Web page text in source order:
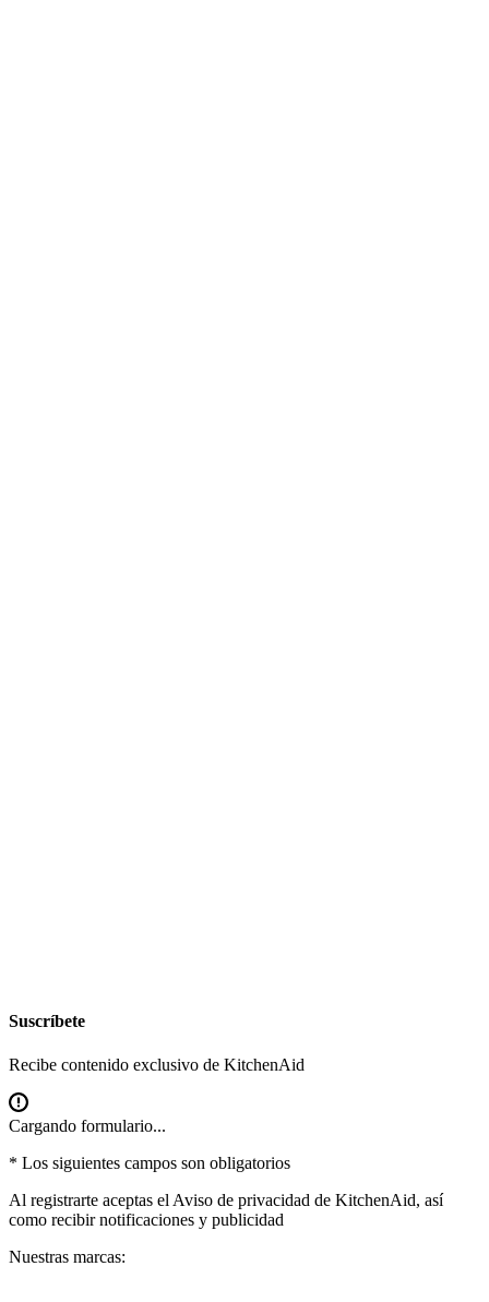
Suscríbete
Recibe contenido exclusivo de KitchenAid
Cargando formulario...
* Los siguientes campos son obligatorios
Al registrarte aceptas el Aviso de privacidad de KitchenAid, así
como recibir notificaciones y publicidad
Nuestras marcas: